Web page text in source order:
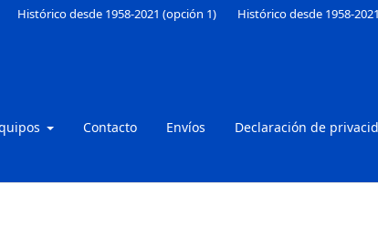
Contacto Envíos Declaración de
Histórico desde 1958-2021 (opción 1) Histórico desde 1958-